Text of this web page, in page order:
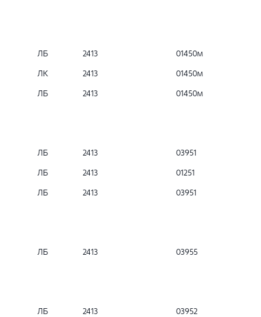
ЛБ 2413 01450м
ЛК 2413 01450м
ЛБ 2413 01450м
ЛБ 2413 03951
ЛБ 2413 01251
ЛБ 2413 03951
ЛБ 2413 03955
ЛБ 2413 03952